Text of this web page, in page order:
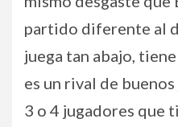
partido diferente al
juega tan abajo,
es un rival de
3 o 4 jugadores que